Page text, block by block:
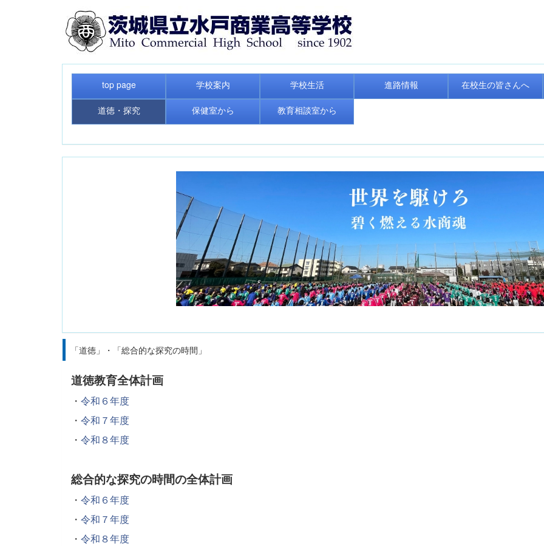
top page 学校案内 学校生活 進路情報 在校生の皆さんへ
道徳・探究 保健室から 教育相談室から
「道徳」・「総合的な探究の時間」
道徳教育全体計画
・ 令和６年度
・ 令和７年度
・ 令和８年度
総合的な探究の時間の全体計画
・ 令和６年度
・ 令和７年度
・ 令和８年度